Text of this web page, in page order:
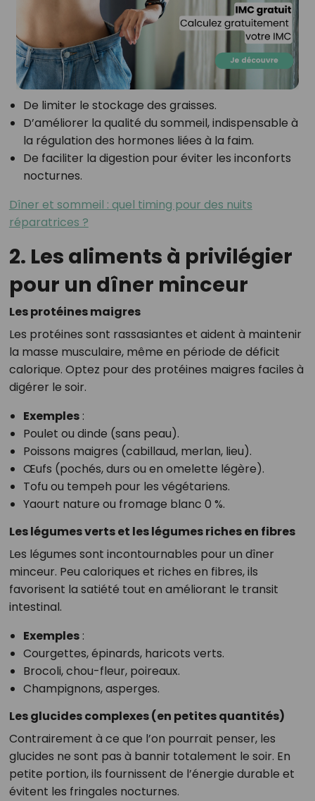
De limiter le stockage des graisses.
D’améliorer la qualité du sommeil, indispensable à
la régulation des hormones liées à la faim.
De faciliter la digestion pour éviter les inconforts
nocturnes.
Dîner et sommeil : quel timing pour des nuits
réparatrices ?
2. Les aliments à privilégier
pour un dîner minceur
Les protéines maigres
Les protéines sont rassasiantes et aident à maintenir
la masse musculaire, même en période de déficit
calorique. Optez pour des protéines maigres faciles à
digérer le soir.
Exemples:
Poulet ou dinde (sans peau).
Poissons maigres (cabillaud, merlan, lieu).
Œufs (pochés, durs ou en omelette légère).
Tofu ou tempeh pour les végétariens.
Yaourt nature ou fromage blanc 0 %.
Les légumes verts et les légumes riches en fibres
Les légumes sont incontournables pour un dîner
minceur. Peu caloriques et riches en fibres, ils
favorisent la satiété tout en améliorant le transit
intestinal.
Exemples:
Courgettes, épinards, haricots verts.
Brocoli, chou-fleur, poireaux.
Champignons, asperges.
Les glucides complexes (en petites quantités)
Contrairement à ce que l’on pourrait penser, les
glucides ne sont pas à bannir totalement le soir. En
petite portion, ils fournissent de l’énergie durable et
évitent les fringales nocturnes.